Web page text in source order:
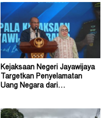
Kejaksaan Negeri Jayawijaya
Targetkan Penyelamatan
Uang Negara dari